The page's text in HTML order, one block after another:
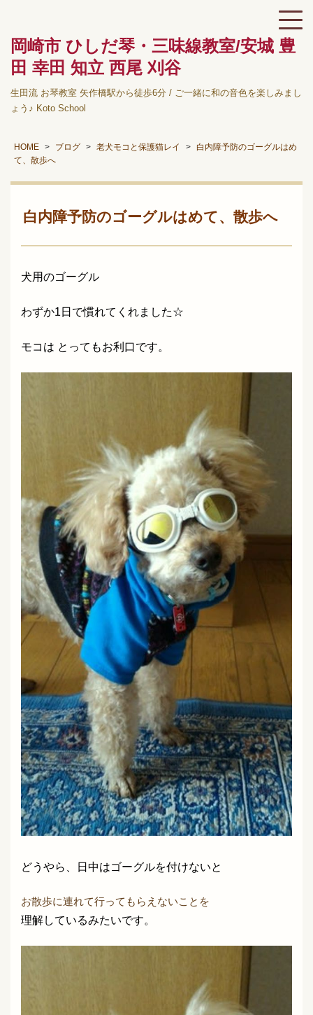
岡崎市 ひしだ琴・三味線教室/安城 豊
田 幸田 知立 西尾 刈谷
生田流 お琴教室 矢作橋駅から徒歩6分 / ご一緒に和の音色を楽しみまし
ょう♪ Koto School
HOME ブログ 老犬モコと保護猫レイ
白内障予防のゴーグルはめ
て、散歩へ
白内障予防のゴーグルはめて、散歩へ
犬用のゴーグル
わずか1日で慣れてくれました☆
モコは とってもお利口です。
どうやら、日中はゴーグルを付けないと
お散歩に連れて行ってもらえないことを
理解しているみたいです。